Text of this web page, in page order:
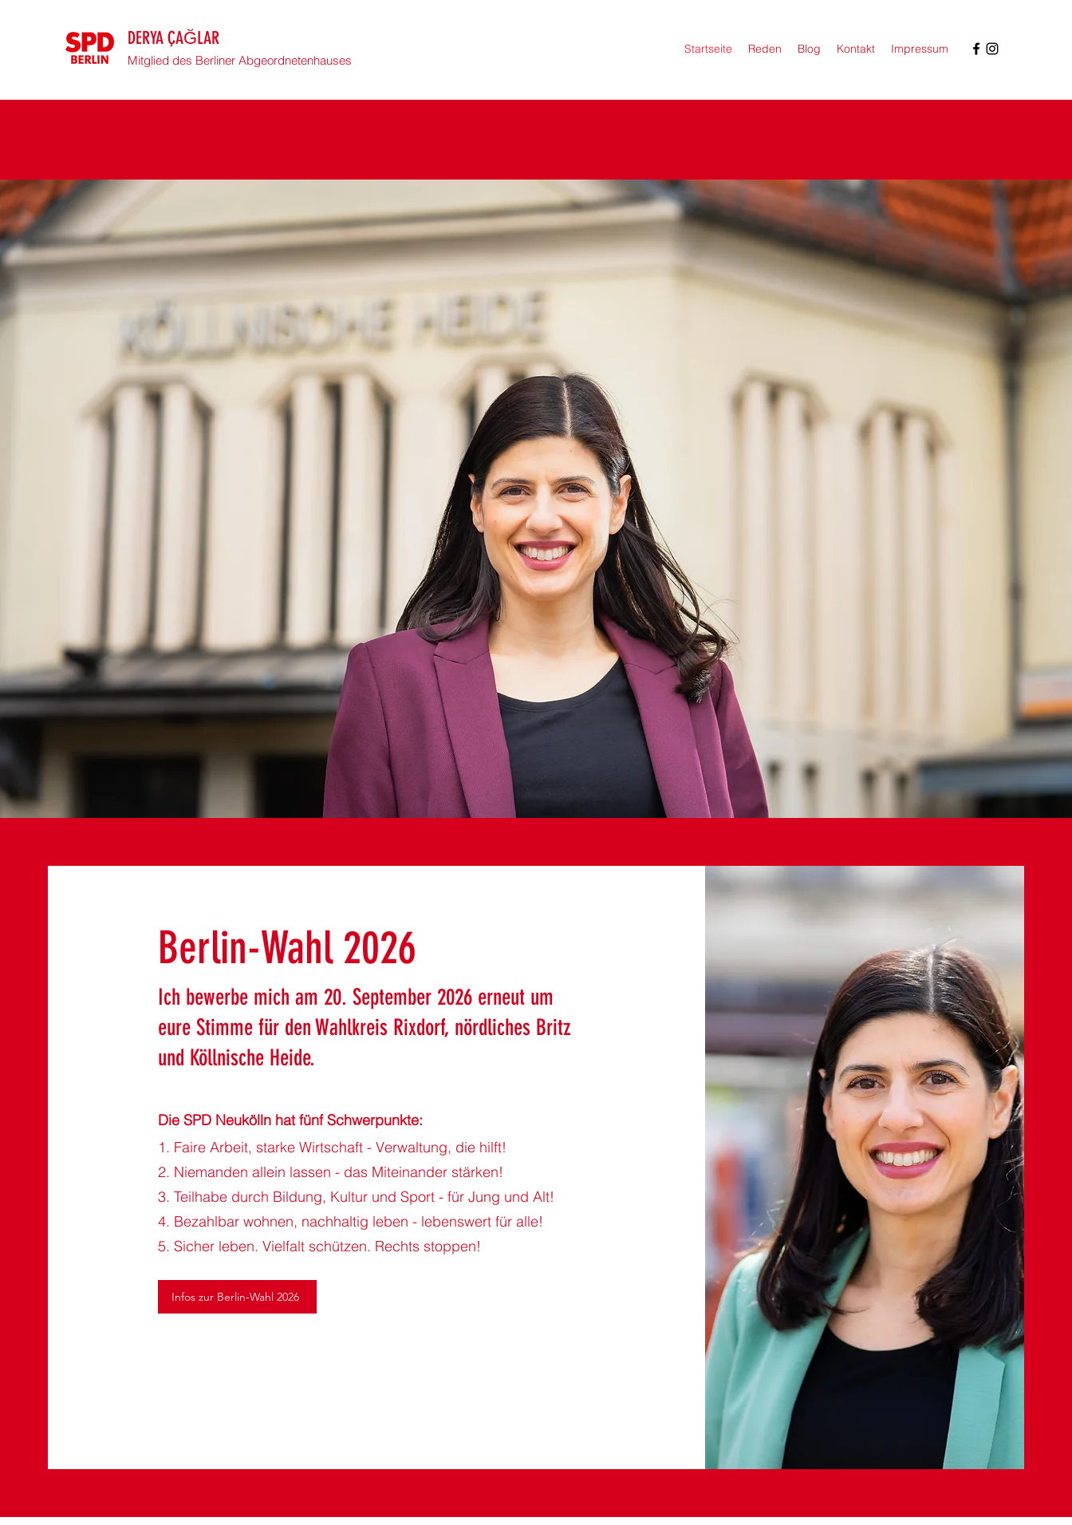
DERYA ÇAĞLAR
Mitglied des Berliner Abgeordnetenhauses
Startseite Reden Blog Kontakt Impressum
Berlin-Wahl 2026
Ich bewerbe mich am 20. September 2026 erneut um
eure Stimme für den Wahlkreis Rixdorf, nördliches Britz
und Köllnische Heide.
Die SPD Neukölln hat fünf Schwerpunkte:
1. Faire Arbeit, starke Wirtschaft - Verwaltung, die hilft!
2. Niemanden allein lassen - das Miteinander stärken!
3. Teilhabe durch Bildung, Kultur und Sport - für Jung und Alt!
4. Bezahlbar wohnen, nachhaltig leben - lebenswert für alle!
5. Sicher leben. Vielfalt schützen. Rechts stoppen!
Infos zur Berlin-Wahl 2026